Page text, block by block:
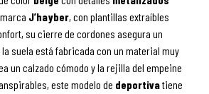
J’hayber, con plantillas extraíbles
su cierre de cordones asegura un
suela está fabricada con un material muy
un calzado cómodo y la rejilla del empeine
este modelo de deportivatiene